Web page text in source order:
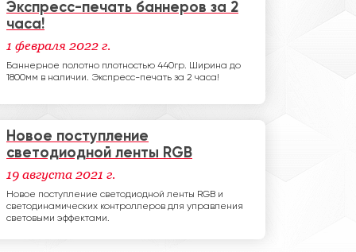
при изготовлении наших
здания и изготовлению
рекламного агентства
себя как настоящие
Экспресс-печать баннеров за 2
часа!
1 февраля 2022 г.
Баннерное полотно плотностью 440гр. Ширина до
1800мм в наличии. Экспресс-печать за 2 часа!
Новое поступление
светодиодной ленты RGB
19 августа 2021 г.
Новое поступление светодиодной ленты RGB и
светодинамических контроллеров для управления
световыми эффектами.